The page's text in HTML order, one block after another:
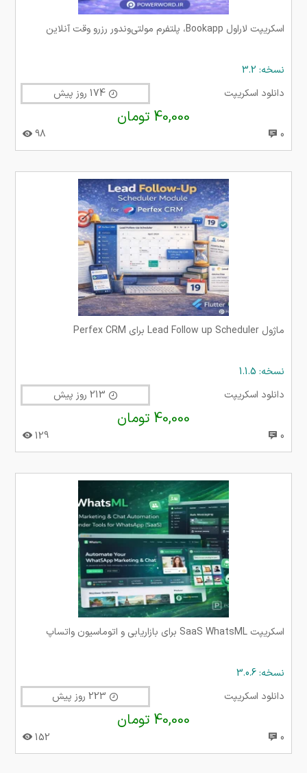
اسکریپت لاراول Bookapp، پلتفرم مولتی‌وندور رزرو وقت آنلاین
نسخه: 3.2
دانلود اسکریپت
174 روز پیش
40,000 تومان
0
98
ماژول Lead Follow up Scheduler برای Perfex CRM
نسخه: 1.1.5
دانلود اسکریپت
40,000 تومان
0
129
اسکریپت SaaS WhatsML برای بازاریابی و اتوماسیون واتساپ
نسخه: 3.0.6
دانلود اسکریپت
40,000 تومان
0
152